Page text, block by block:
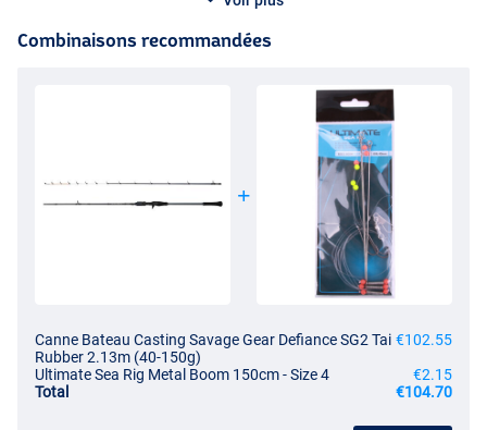
Combinaisons recommandées
Canne Bateau Casting Savage Gear Defiance SG2 Tai
Rubber 2.13m (40-150g)
€102.55
Ultimate Sea Rig Metal Boom 150cm - Size 4
€2.15
Total
€104.70